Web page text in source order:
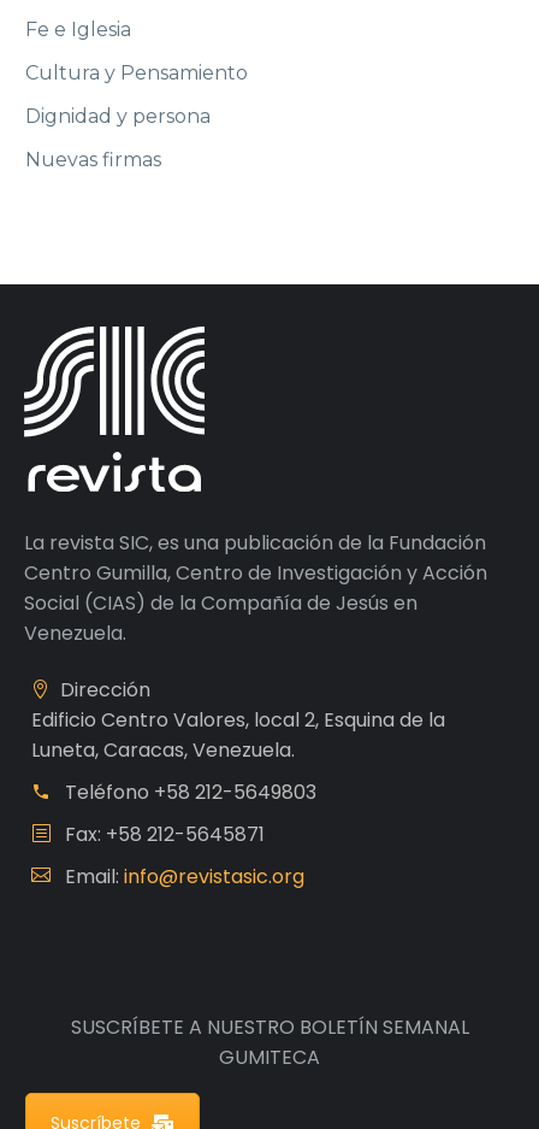
Fe e Iglesia
Cultura y Pensamiento
Dignidad y persona
Nuevas firmas
La revista SIC, es una publicación de la Fundación
Centro Gumilla, Centro de Investigación y Acción
Social (CIAS) de la Compañía de Jesús en
Venezuela.
Dirección
Edificio Centro Valores, local 2, Esquina de la
Luneta, Caracas, Venezuela.
Teléfono +58 212-5649803
Fax: +58 212-5645871
Email: info@revistasic.org
SUSCRÍBETE A NUESTRO BOLETÍN SEMANAL
GUMITECA
Suscríbete